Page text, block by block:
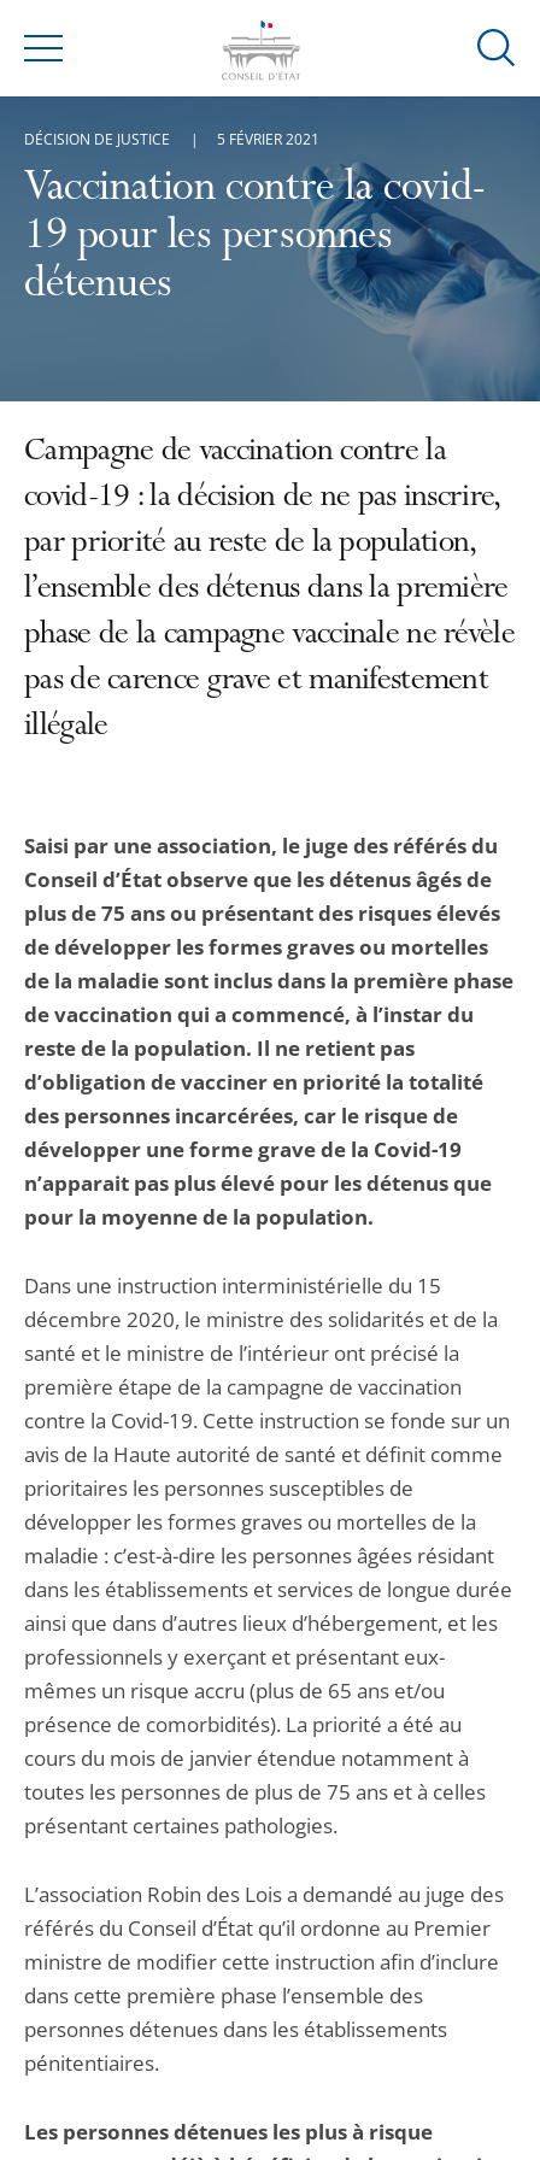
Menu
Ouvrir
Vaccination contre la covid-
19 pour les personnes
détenues
DÉCISION DE JUSTICE 5 FÉVRIER 2021
Campagne de vaccination contre la
covid-19 : la décision de ne pas inscrire,
par priorité au reste de la population,
l’ensemble des détenus dans la première
phase de la campagne vaccinale ne révèle
pas de carence grave et manifestement
illégale
Saisi par une association, le juge des référés du
Conseil d’État observe que les détenus âgés de
plus de 75 ans ou présentant des risques élevés
de développer les formes graves ou mortelles
de la maladie sont inclus dans la première phase
de vaccination qui a commencé, à l’instar du
reste de la population. Il ne retient pas
d’obligation de vacciner en priorité la totalité
des personnes incarcérées, car le risque de
développer une forme grave de la Covid-19
n’apparait pas plus élevé pour les détenus que
pour la moyenne de la population.
Dans une instruction interministérielle du 15
décembre 2020, le ministre des solidarités et de la
santé et le ministre de l’intérieur ont précisé la
première étape de la campagne de vaccination
contre la Covid-19. Cette instruction se fonde sur un
avis de la Haute autorité de santé et définit comme
prioritaires les personnes susceptibles de
développer les formes graves ou mortelles de la
maladie : c’est-à-dire les personnes âgées résidant
dans les établissements et services de longue durée
ainsi que dans d’autres lieux d’hébergement, et les
professionnels y exerçant et présentant eux-
mêmes un risque accru (plus de 65 ans et/ou
présence de comorbidités). La priorité a été au
cours du mois de janvier étendue notamment à
toutes les personnes de plus de 75 ans et à celles
présentant certaines pathologies.
L’association Robin des Lois a demandé au juge des
référés du Conseil d’État qu’il ordonne au Premier
ministre de modifier cette instruction afin d’inclure
dans cette première phase l’ensemble des
personnes détenues dans les établissements
pénitentiaires.
Les personnes détenues les plus à risque